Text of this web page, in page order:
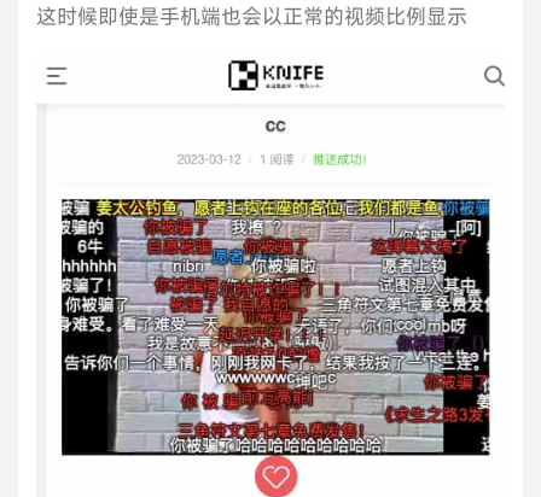
这时候即使是手机端也会以正常的视频比例显示